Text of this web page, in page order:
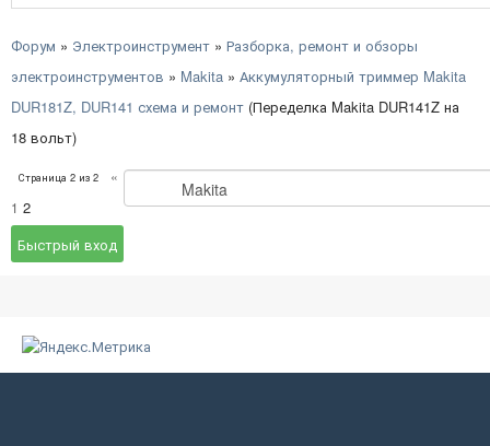
Форум » Электроинструмент » Разборка, ремонт и обзоры
электроинструментов » Makita » Аккумуляторный триммер Makita
DUR181Z, DUR141 схема и ремонт (Переделка Makita DUR141Z на
18 вольт)
Страница 2 из 2
«
1 2